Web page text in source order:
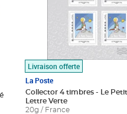
Livraison offerte
La Poste
Collector 4 timbres - Le
Lettre Verte
20g / France